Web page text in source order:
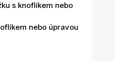
s knoflíkem nebo
nebo úpravou